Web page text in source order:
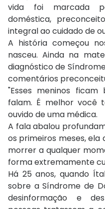
vida foi marcada
doméstica,
integral ao cuidado de
A história começou
nasceu. Ainda na
diagnóstico de
comentários
"Esses meninos
falam. É melhor você
ouvido de uma médica.
A fala abalou
os primeiros meses,
morrer a qualquer
forma extremamente
Há 25 anos, quando
sobre a Síndrome de
desinformação e